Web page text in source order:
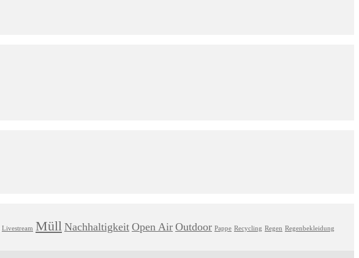
Livestream Müll Nachhaltigkeit Open Air Outdoor Pappe Recycling Regen Regenbekleidung